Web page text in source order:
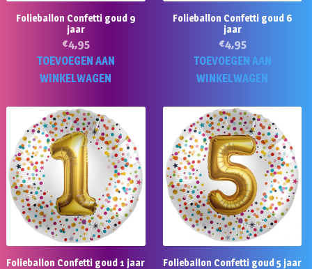
Folieballon Confetti goud 9
jaar
€4,95
TOEVOEGEN AAN
WINKELWAGEN
Folieballon Confetti goud 6
jaar
€4,95
TOEVOEGEN AAN
WINKELWAGEN
Folieballon Confetti goud 1 jaar Folieballon Confetti goud 5 jaar